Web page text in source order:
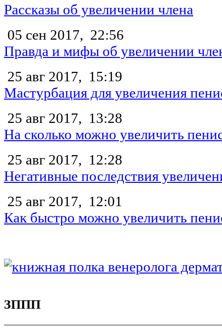
Рассказы об увеличении члена
05 сен 2017, 22:56
Правда и мифы об увеличении
25 авг 2017, 15:19
Мастурбация для увеличения
25 авг 2017, 13:28
На сколько можно увеличить
25 авг 2017, 12:28
Негативные последствия
25 авг 2017, 12:01
Как быстро можно увеличить
ЗППП